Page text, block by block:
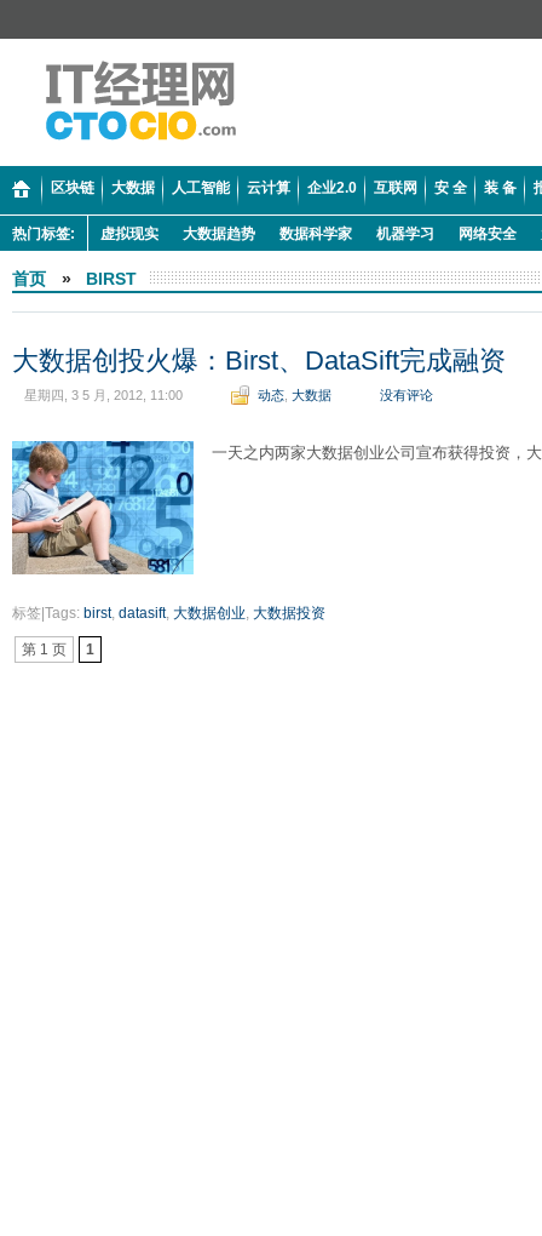
区块链 大数据 人工智能 云计算 企业2.0 互联网 安 全 装 备
热门标签: 虚拟现实 大数据趋势 数据科学家 机器学习 网络安全
首页 » BIRST
大数据创投火爆：Birst、DataSift完成融资
星期四, 3 5 月, 2012, 11:00 动态 大数据 没有评论
一天之内两家大数据创业公司宣布获得投资，
标签|Tags: birst, datasift, 大数据创业, 大数据投资
第 1 页 1